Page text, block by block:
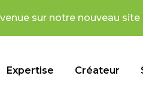
site !
Expertise Créateur